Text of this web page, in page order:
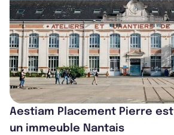
Aestiam Placement Pierre est
un immeuble Nantais